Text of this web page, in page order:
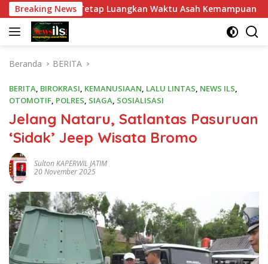
Langsung
ke
konten
Breaking News
Tetap Luangkan Waktu Asah Kemampuan Menembak
Beranda BERITA
BERITA, BIROKRASI, KEMANUSIAAN, LALU LINTAS, NEWS ILS,
OTOMOTIF, POLRES, SIAGA, SOSIALISASI
Jelang Nataru, Satlantas Pasuruan
‘Sidak’ Jeep Wisata Bromo
Sulton KAPERWIL JATIM
20 November 2025